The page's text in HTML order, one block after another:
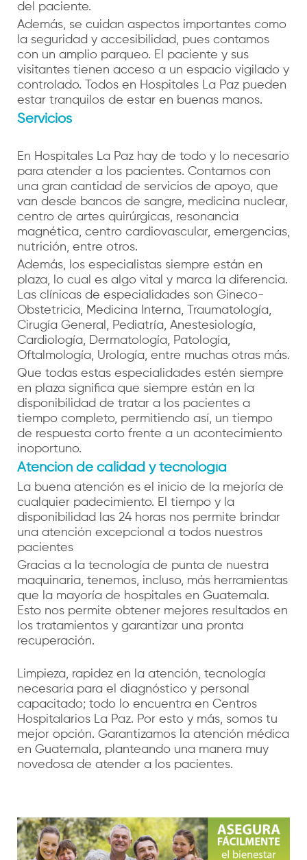
del paciente.
Además, se cuidan aspectos importantes como
la seguridad y accesibilidad, pues contamos
con un amplio parqueo. El paciente y sus
visitantes tienen acceso a un espacio vigilado y
controlado. Todos en Hospitales La Paz pueden
estar tranquilos de estar en buenas manos.
Servicios
En Hospitales La Paz hay de todo y lo necesario
para atender a los pacientes. Contamos con
una gran cantidad de servicios de apoyo, que
van desde bancos de sangre, medicina nuclear,
centro de artes quirúrgicas, resonancia
magnética, centro cardiovascular, emergencias,
nutrición, entre otros.
Además, los especialistas siempre están en
plaza, lo cual es algo vital y marca la diferencia.
Las clínicas de especialidades son Gineco-
Obstetricia, Medicina Interna, Traumatología,
Cirugía General, Pediatría, Anestesiología,
Cardiología, Dermatología, Patología,
Oftalmología, Urología, entre muchas otras más.
Que todas estas especialidades estén siempre
en plaza significa que siempre están en la
disponibilidad de tratar a los pacientes a
tiempo completo, permitiendo así, un tiempo
de respuesta corto frente a un acontecimiento
inoportuno.
Atención de calidad y tecnología
La buena atención es el inicio de la mejoría de
cualquier padecimiento. El tiempo y la
disponibilidad las 24 horas nos permite brindar
una atención excepcional a todos nuestros
pacientes
Gracias a la tecnología de punta de nuestra
maquinaria, tenemos, incluso, más herramientas
que la mayoría de hospitales en Guatemala.
Esto nos permite obtener mejores resultados en
los tratamientos y garantizar una pronta
recuperación.
Limpieza, rapidez en la atención, tecnología
necesaria para el diagnóstico y personal
capacitado; todo lo encuentra en Centros
Hospitalarios La Paz. Por esto y más, somos tu
mejor opción. Garantizamos la atención médica
en Guatemala, planteando una manera muy
novedosa de atender a los pacientes.